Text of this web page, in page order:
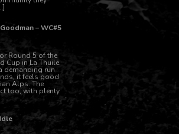
– WC#5
Round 5 of the
Cup in La Thuile.
demanding run
it feels good
Alps. The
too, with plenty